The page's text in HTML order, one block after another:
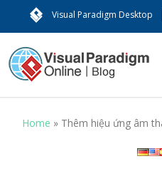
Visual Paradigm Desktop
Home » Thêm hiệu ứng âm